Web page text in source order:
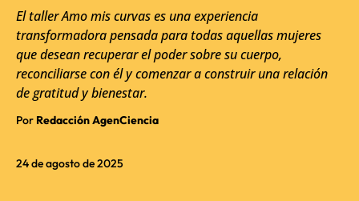
24 de agosto de 2025
El taller Amo mis curvas es una experiencia
transformadora pensada para todas aquellas mujeres
que desean recuperar el poder sobre su cuerpo,
reconciliarse con él y comenzar a construir una relación
de gratitud y bienestar.
Por Redacción AgenCiencia